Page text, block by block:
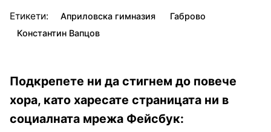
Етикети: Априловска гимназия
Габрово
Константин Вапцов
Подкрепете ни да стигнем до повече
хора, като харесате страницата ни в
социалната мрежа Фейсбук: